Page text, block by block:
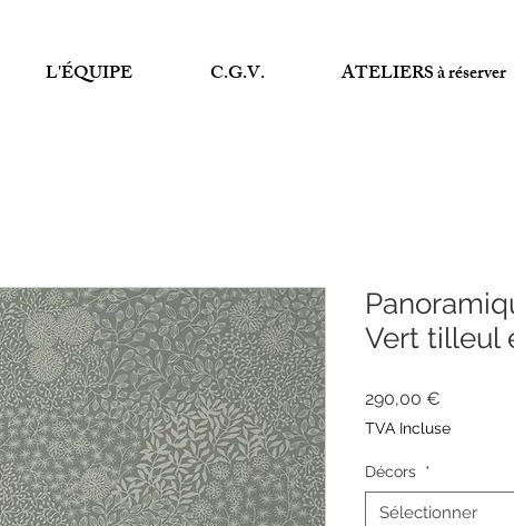
L'ÉQUIPE C.G.V. ATELIERS à réserver
Vert tilleul
290,00 €
TVA Incluse
Décors *
Sélectionner